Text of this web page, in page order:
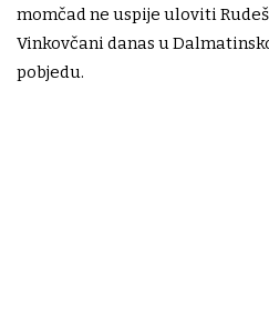
momčad ne uspije uloviti
Vinkovčani danas u
pobjedu.